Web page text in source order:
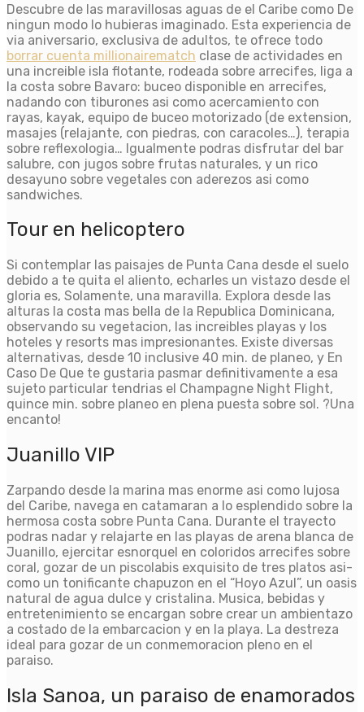
Descubre de las maravillosas aguas de el Caribe como De
ningun modo lo hubieras imaginado. Esta experiencia de
vi­a aniversario, exclusiva de adultos, te ofrece todo
borrar cuenta millionairematch clase de actividades en
una increible isla flotante, rodeada sobre arrecifes, liga a
la costa sobre Bavaro: buceo disponible en arrecifes,
nadando con tiburones asi­ como acercamiento con
rayas, kayak, equipo de buceo motorizado (de extension,
masajes (relajante, con piedras, con caracoles…), terapia
sobre reflexologia… Igualmente podras disfrutar del bar
salubre, con jugos sobre frutas naturales, y un rico
desayuno sobre vegetales con aderezos asi­ como
sandwiches.
Tour en helicoptero
Si contemplar las paisajes de Punta Cana desde el suelo
debido a te quita el aliento, echarles un vistazo desde el
gloria es, Solamente, una maravilla. Explora desde las
alturas la costa mas bella de la Republica Dominicana,
observando su vegetacion, las increibles playas y los
hoteles y resorts mas impresionantes. Existe diversas
alternativas, desde 10 inclusive 40 min. de planeo, y En
Caso De Que te gustaria pasmar definitivamente a esa
sujeto particular tendri­as el Champagne Night Flight,
quince min. sobre planeo en plena puesta sobre sol. ?Una
encanto!
Juanillo VIP
Zarpando desde la marina mas enorme asi­ como lujosa
del Caribe, navega en catamaran a lo esplendido sobre la
hermosa costa sobre Punta Cana. Durante el trayecto
podras nadar y relajarte en las playas de arena blanca de
Juanillo, ejercitar esnorquel en coloridos arrecifes sobre
coral, gozar de un piscolabis exquisito de tres platos asi­
como un tonificante chapuzon en el “Hoyo Azul”, un oasis
natural de agua dulce y cristalina. Musica, bebidas y
entretenimiento se encargan sobre crear un ambientazo
a costado de la embarcacion y en la playa. La destreza
ideal para gozar de un conmemoracion pleno en el
paraiso.
Isla Sanoa, un paraiso de enamorados